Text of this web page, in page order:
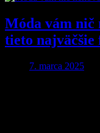
Móda vám nič
tieto najväčšie
7. marca 2025